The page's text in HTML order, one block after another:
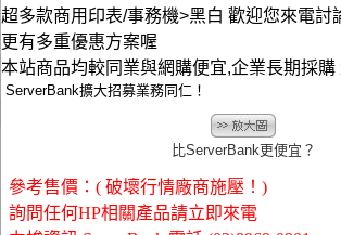
超多款商用印表/事務機>黑白 歡迎您來電討
更有多重優惠方案喔
本站商品均較同業與網購便宜,企業長期採購
ServerBank擴大招募業務同仁！
比ServerBank更便宜？
參考售價：( 破壞行情廠商施壓！)
詢問任何HP相關產品請立即來電